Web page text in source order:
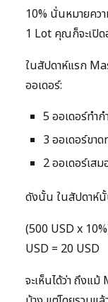
10% นั่นหมายคว
1 Lot คุณก็จะเปิด
ในสัปดาห์แรก
ออเดอร์:
5 ออเดอร์ทำก
3 ออเดอร์ขา
2 ออเดอร์เสม
ดังนั้น ในสัปดาห์
(500 USD x
USD = 20 USD
จะเห็นได้ว่า ถึงแ